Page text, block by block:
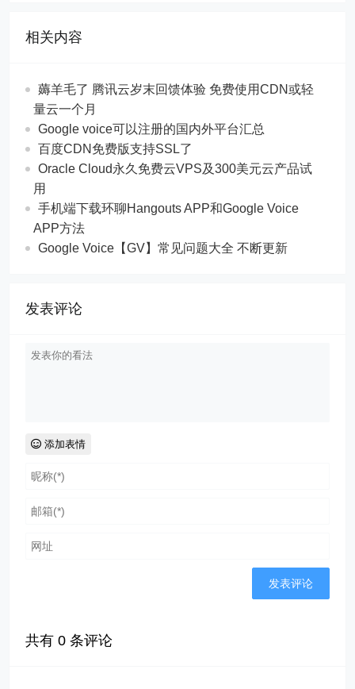
相关内容
薅羊毛了 腾讯云岁末回馈体验 免费使用CDN或轻
量云一个月
Google voice可以注册的国内外平台汇总
百度CDN免费版支持SSL了
Oracle Cloud永久免费云VPS及300美元云产品试
用
手机端下载环聊Hangouts APP和Google Voice
APP方法
Google Voice【GV】常见问题大全 不断更新
发表评论
添加表情
共有0 条评论